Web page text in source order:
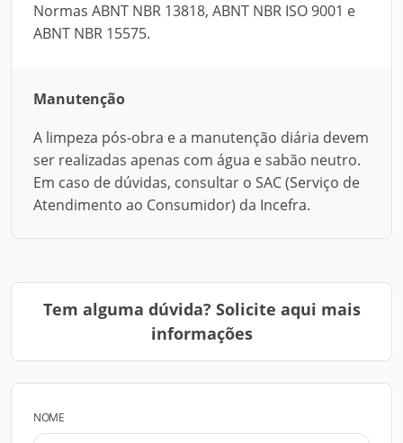
Normas ABNT NBR 13818, ABNT NBR ISO 9001 e
ABNT NBR 15575.
Manutenção
A limpeza pós-obra e a manutenção diária devem
ser realizadas apenas com água e sabão neutro.
Em caso de dúvidas, consultar o SAC (Serviço de
Atendimento ao Consumidor) da Incefra.
Tem alguma dúvida? Solicite aqui mais
informações
NOME